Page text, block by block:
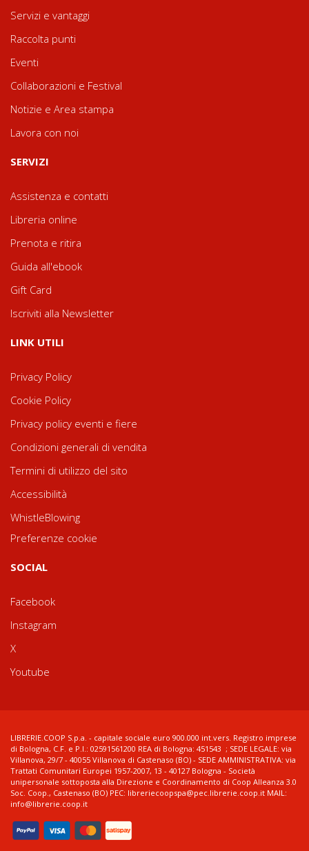
Servizi e vantaggi
Raccolta punti
Eventi
Collaborazioni e Festival
Notizie e Area stampa
Lavora con noi
SERVIZI
Assistenza e contatti
Libreria online
Prenota e ritira
Guida all'ebook
Gift Card
Iscriviti alla Newsletter
LINK UTILI
Privacy Policy
Cookie Policy
Privacy policy eventi e fiere
Condizioni generali di vendita
Termini di utilizzo del sito
Accessibilità
WhistleBlowing
Preferenze cookie
SOCIAL
Facebook
Instagram
X
Youtube
LIBRERIE.COOP S.p.a. - capitale sociale euro 900.000 int.vers. Registro imprese
di Bologna, C.F. e P.I.: 02591561200 REA di Bologna: 451543 ; SEDE LEGALE: via
Villanova, 29/7 - 40055 Villanova di Castenaso (BO) - SEDE AMMINISTRATIVA: via
Trattati Comunitari Europei 1957-2007, 13 - 40127 Bologna - Società
unipersonale sottoposta alla Direzione e Coordinamento di Coop Alleanza 3.0
Soc. Coop., Castenaso (BO) PEC: libreriecoopspa@pec.librerie.coop.it MAIL:
info@librerie.coop.it